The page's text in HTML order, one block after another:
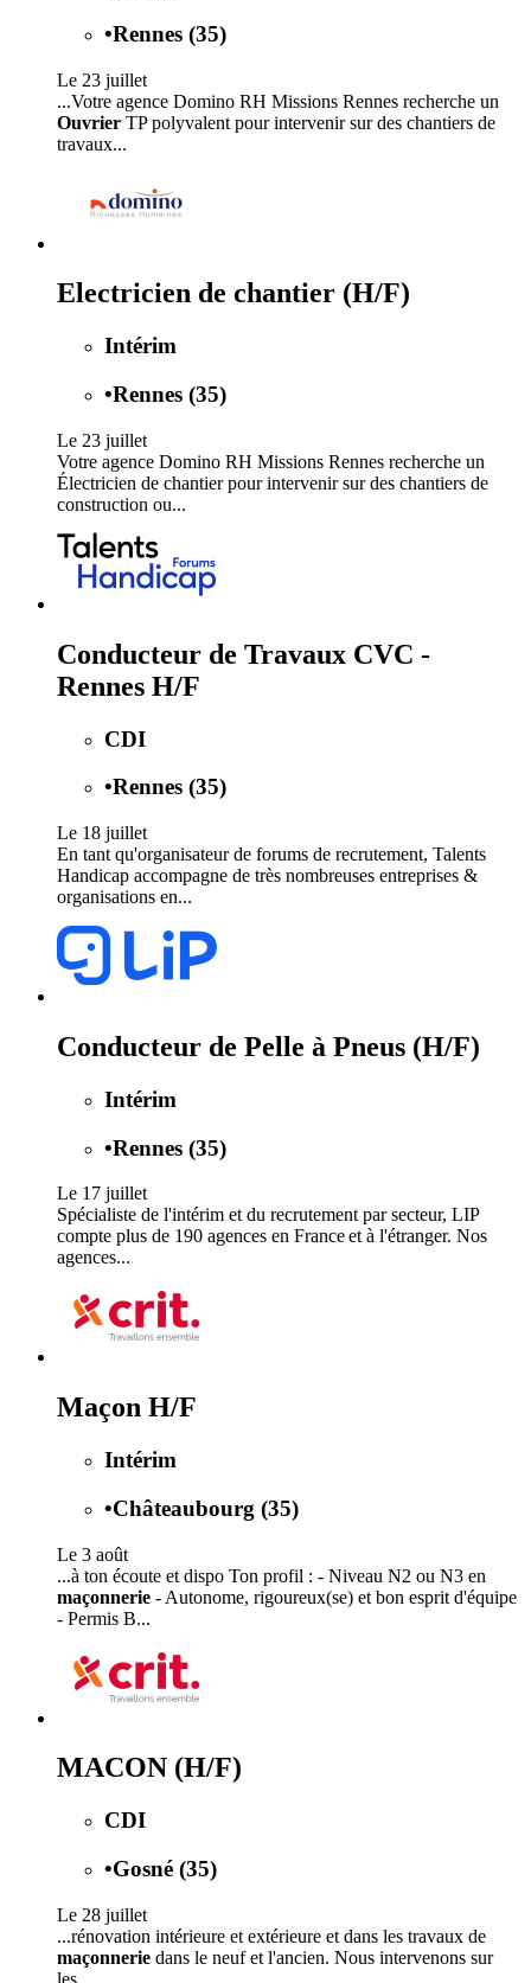
•Rennes (35)
Le 23 juillet
...Votre agence Domino RH Missions Rennes recherche un
Ouvrier TP polyvalent pour intervenir sur des chantiers de
travaux...
Electricien de chantier (H/F)
Intérim
•Rennes (35)
Le 23 juillet
Votre agence Domino RH Missions Rennes recherche un
Électricien de chantier pour intervenir sur des chantiers de
construction ou...
Conducteur de Travaux CVC -
Rennes H/F
CDI
•Rennes (35)
Le 18 juillet
En tant qu'organisateur de forums de recrutement, Talents
Handicap accompagne de très nombreuses entreprises &
organisations en...
Conducteur de Pelle à Pneus (H/F)
Intérim
•Rennes (35)
Le 17 juillet
Spécialiste de l'intérim et du recrutement par secteur, LIP
compte plus de 190 agences en France et à l'étranger. Nos
agences...
Maçon H/F
Intérim
•Châteaubourg (35)
Le 3 août
...à ton écoute et dispo Ton profil : - Niveau N2 ou N3 en
maçonnerie - Autonome, rigoureux(se) et bon esprit d'équipe
- Permis B...
MACON (H/F)
CDI
•Gosné (35)
Le 28 juillet
...rénovation intérieure et extérieure et dans les travaux de
maçonnerie dans le neuf et l'ancien. Nous intervenons sur
les...